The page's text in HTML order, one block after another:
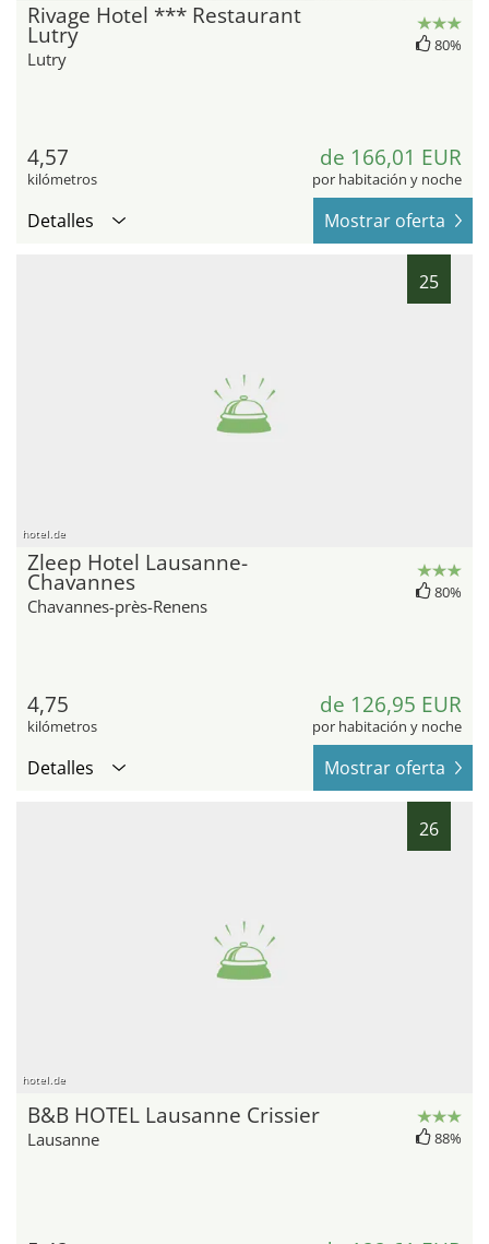
Rivage Hotel *** Restaurant
Lutry
Lutry
80%
4,57
kilómetros
de 166,01 EUR
por habitación y noche
Detalles Mostrar oferta
25
hotel.de
Zleep Hotel Lausanne-
Chavannes
Chavannes-près-Renens
80%
4,75
kilómetros
de 126,95 EUR
por habitación y noche
Detalles Mostrar oferta
26
hotel.de
B&B HOTEL Lausanne Crissier
Lausanne 88%